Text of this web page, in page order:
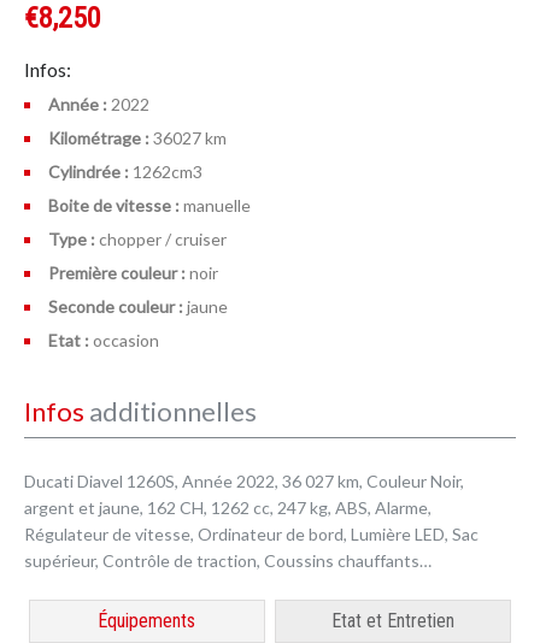
€8,250
Infos:
Année : 2022
Kilométrage : 36027 km
Cylindrée : 1262cm3
Boite de vitesse : manuelle
Type : chopper / cruiser
Première couleur : noir
Seconde couleur : jaune
Etat : occasion
Infos additionnelles
Ducati Diavel 1260S, Année 2022, 36 027 km, Couleur Noir,
argent et jaune, 162 CH, 1262 cc, 247 kg, ABS, Alarme,
Régulateur de vitesse, Ordinateur de bord, Lumière LED, Sac
supérieur, Contrôle de traction, Coussins chauffants…
Équipements Etat et Entretien